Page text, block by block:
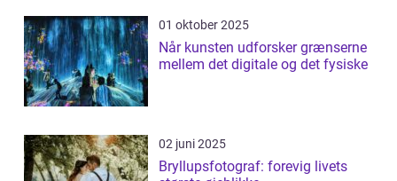
01 oktober 2025
Når kunsten udforsker grænserne
mellem det digitale og det fysiske
02 juni 2025
Bryllupsfotograf: forevig livets